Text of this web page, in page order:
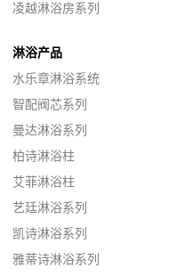
凌越淋浴房系列
淋浴产品
水乐章淋浴系统
智配阀芯系列
曼达淋浴系列
柏诗淋浴柱
艾菲淋浴柱
艺廷淋浴系列
凯诗淋浴系列
雅蒂诗淋浴系列